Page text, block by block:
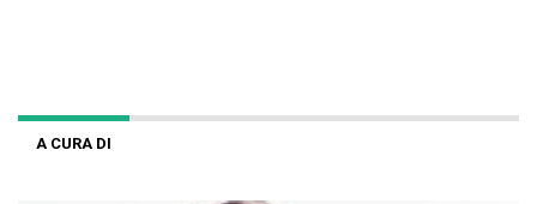
A CURA DI